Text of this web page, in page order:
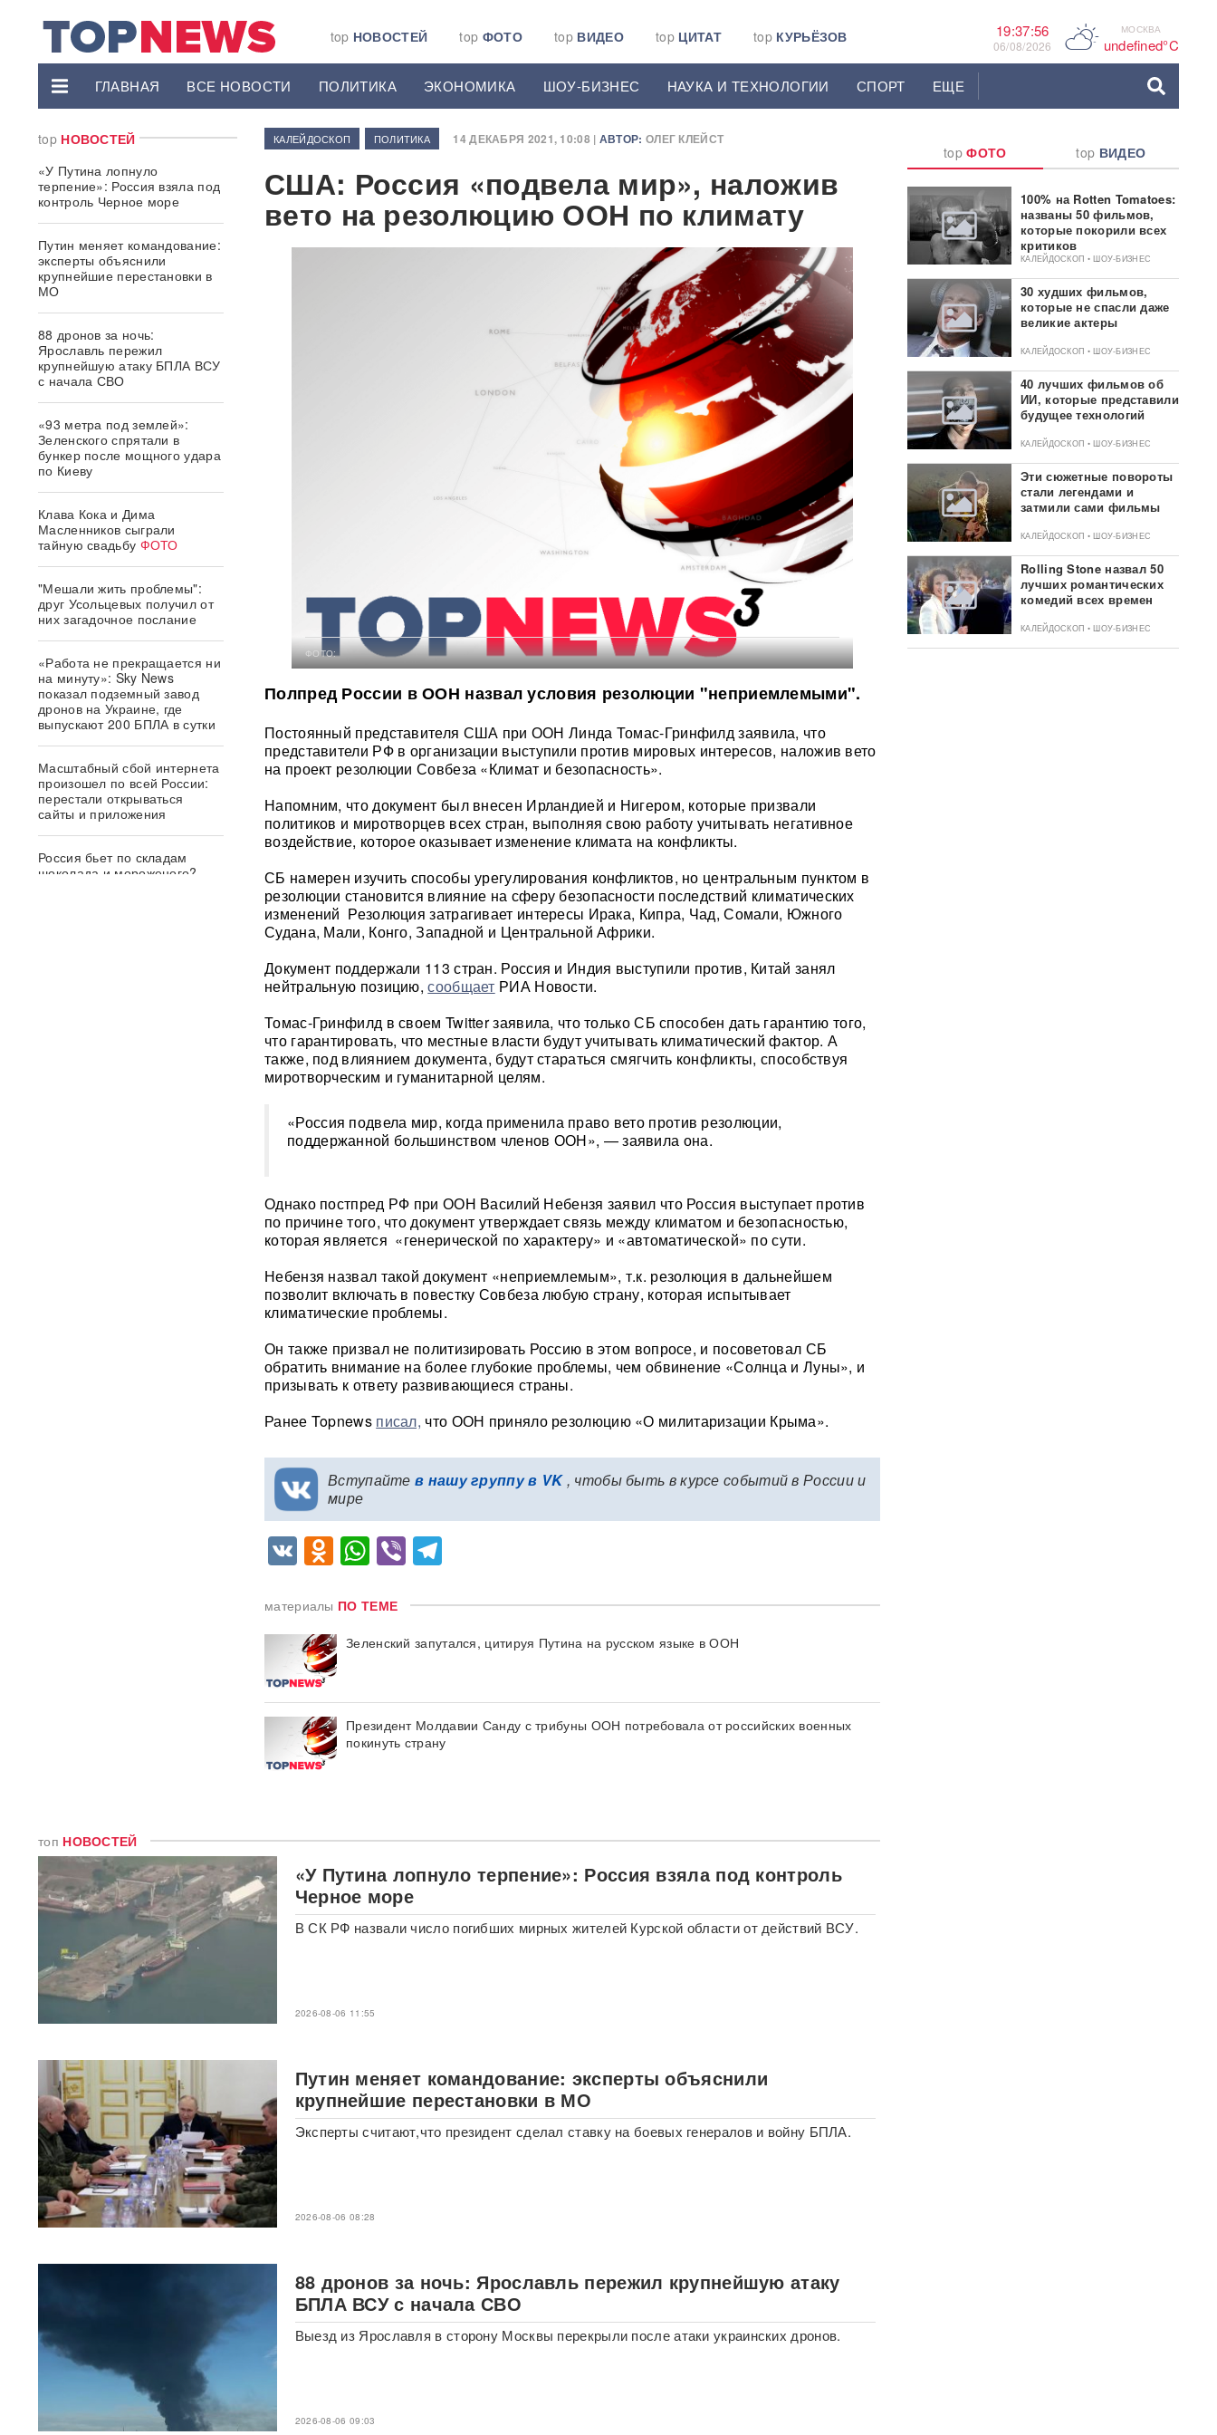
top НОВОСТЕЙ top ФОТО top ВИДЕО top ЦИТАТ top КУРЬЁЗОВ 19:37:57
06/08/2026 C МОСКВА
undefined°C
ГЛАВНАЯ ВСЕ НОВОСТИ ПОЛИТИКА ЭКОНОМИКА ШОУ-БИЗНЕС НАУКА И ТЕХНОЛОГИИ СПОРТ ЕЩЕ
top НОВОСТЕЙ
«У Путина лопнуло
терпение»: Россия взяла под
контроль Черное море
Путин меняет командование:
эксперты объяснили
крупнейшие перестановки в
МО
88 дронов за ночь:
Ярославль пережил
крупнейшую атаку БПЛА ВСУ
с начала СВО
«93 метра под землей»:
Зеленского спрятали в
бункер после мощного удара
по Киеву
Клава Кока и Дима
Масленников сыграли
тайную свадьбу ФОТО
"Мешали жить проблемы":
друг Усольцевых получил от
них загадочное послание
«Работа не прекращается ни
на минуту»: Sky News
показал подземный завод
дронов на Украине, где
выпускают 200 БПЛА в сутки
Масштабный сбой интернета
произошел по всей России:
перестали открываться
сайты и приложения
Россия бьет по складам
шоколада и мороженого?
Фрагмент разгонной ракеты
Falcon 9 врезался в
поверхность Луны
Медик раскрыл, как вовремя
обнаружить смертельно
опасный тромб
Получили бесплатно,
зарабатывали на аренде 25
рублей за особняк на
Тверской
Российского историка Артема
Кирпиченка задержали сразу
после въезда в Израиль
"Атакуют все подряд": Киев в
шоке от ответа Москвы на
"операцию принуждения"
Под Екатеринбургом
взорвали Mercedes главы
«Уралдронзавода»(ФОТО,
КАЛЕЙДОСКОП ПОЛИТИКА 14 ДЕКАБРЯ 2021, 10:08 | АВТОР: ОЛЕГ КЛЕЙСТ
США: Россия «подвела мир», наложив
вето на резолюцию ООН по климату
ФОТО:
Полпред России в ООН назвал условия резолюции "неприемлемыми".
Постоянный представителя США при ООН Линда Томас-Гринфилд заявила, что
представители РФ в организации выступили против мировых интересов, наложив вето
на проект резолюции Совбеза «Климат и безопасность».
Напомним, что документ был внесен Ирландией и Нигером, которые призвали
политиков и миротворцев всех стран, выполняя свою работу учитывать негативное
воздействие, которое оказывает изменение климата на конфликты.
СБ намерен изучить способы урегулирования конфликтов, но центральным пунктом в
резолюции становится влияние на сферу безопасности последствий климатических
изменений Резолюция затрагивает интересы Ирака, Кипра, Чад, Сомали, Южного
Судана, Мали, Конго, Западной и Центральной Африки.
Документ поддержали 113 стран. Россия и Индия выступили против, Китай занял
нейтральную позицию,сообщает РИА Новости.
Томас-Гринфилд в своем Twitter заявила, что только СБ способен дать гарантию того,
что гарантировать, что местные власти будут учитывать климатический фактор. А
также, под влиянием документа, будут стараться смягчить конфликты, способствуя
миротворческим и гуманитарной целям.
«Россия подвела мир, когда применила право вето против резолюции,
поддержанной большинством членов ООН», — заявила она.
Однако постпред РФ при ООН Василий Небензя заявил что Россия выступает против
по причине того, что документ утверждает связь между климатом и безопасностью,
которая является «генерической по характеру» и «автоматической» по сути.
Небензя назвал такой документ «неприемлемым», т.к. резолюция в дальнейшем
позволит включать в повестку Совбеза любую страну, которая испытывает
климатические проблемы.
Он также призвал не политизировать Россию в этом вопросе, и посоветовал СБ
обратить внимание на более глубокие проблемы, чем обвинение «Солнца и Луны», и
призывать к ответу развивающиеся страны.
Ранее Topnews писал, что ООН приняло резолюцию «О милитаризации Крыма».
Вступайте в нашу группу в VK, чтобы быть в курсе событий в России и
мире
VKOdnoklassniki
WhatsApp
Viber
материалы ПО ТЕМЕ
Зеленский запутался, цитируя Путина на русском языке в ООН
Президент Молдавии Санду с трибуны ООН потребовала от российских военных
покинуть страну
топ НОВОСТЕЙ
«У Путина лопнуло терпение»: Россия взяла под контроль
Черное море
В СК РФ назвали число погибших мирных жителей Курской области от действий ВСУ.
2026-08-06 11:55
Путин меняет командование: эксперты объяснили
крупнейшие перестановки в МО
Эксперты считают,что президент сделал ставку на боевых генералов и войну БПЛА.
2026-08-06 08:28
88 дронов за ночь: Ярославль пережил крупнейшую атаку
БПЛА ВСУ с начала СВО
Выезд из Ярославля в сторону Москвы перекрыли после атаки украинских дронов.
2026-08-06 09:03
topФОТО top ВИДЕО
100% на Rotten Tomatoes:
названы 50 фильмов,
которые покорили всех
критиков
КАЛЕЙДОСКОП • ШОУ-БИЗНЕС
30 худших фильмов,
которые не спасли даже
великие актеры
КАЛЕЙДОСКОП • ШОУ-БИЗНЕС
40 лучших фильмов об
ИИ, которые представили
будущее технологий
КАЛЕЙДОСКОП • ШОУ-БИЗНЕС
Эти сюжетные повороты
стали легендами и
затмили сами фильмы
КАЛЕЙДОСКОП • ШОУ-БИЗНЕС
Rolling Stone назвал 50
лучших романтических
комедий всех времен
КАЛЕЙДОСКОП • ШОУ-БИЗНЕС